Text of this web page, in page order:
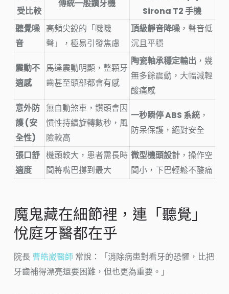
受比較
傳統一般鑽牙機
Sirona T2 手機
聽覺噪
音
高頻尖銳的「嘰嘰
聲」，極易引發焦慮
頂級靜音降噪，聲音低
沉且平穩
震動不
適感
馬達震動明顯，整顆牙
齒甚至頭部都會有感
陶瓷軸承穩定輸出 ，幾
無多餘震動，大幅減輕
酸痛感
意外防
護 (安
全性)
無自動煞車，鑽頭會因
慣性持續旋轉數秒，風
險較高
一秒瞬停 ABS 系統，
防呆保護，絕對安全
張口舒
適度
機頭較大，患者需長時
間將嘴巴撐到最大
微型機頭設計，操作空
間小，下巴輕鬆不酸痛
魔鬼藏在細節裡，連「聽覺」
悅庭牙醫都在乎
院長 曹皓崴醫師常說：「消除病患對看牙的恐懼，比把
牙齒補得漂亮還要困難，但也更為重要。」